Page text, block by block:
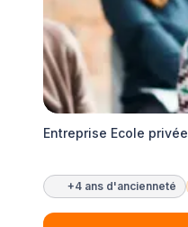
Entreprise Ecole
+4 ans d'ancienneté